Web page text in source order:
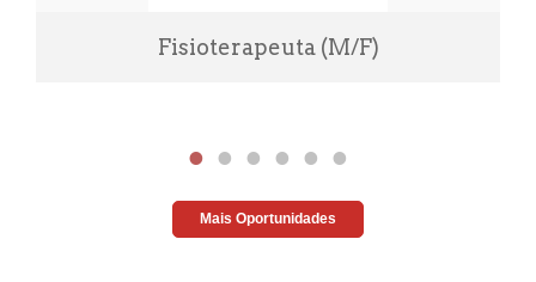
Fisioterapeuta (M/F)
Mais Oportunidades